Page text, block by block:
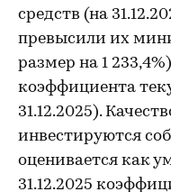
средств (на
превысили их
размер на 1
коэффициента
31.12.2025).
инвестируются
оценивается как
31.12.2025